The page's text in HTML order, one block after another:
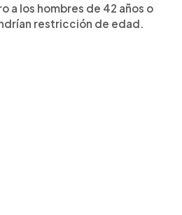
a los hombres de 42 años o
restricción de edad.